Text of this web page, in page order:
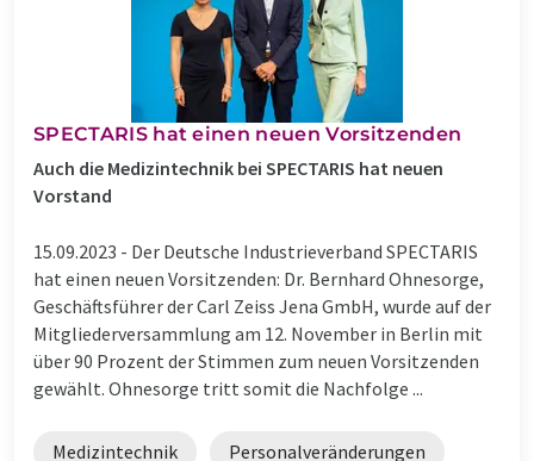
SPECTARIS hat einen neuen Vorsitzenden
Auch die Medizintechnik bei SPECTARIS hat neuen
Vorstand
15.09.2023 - Der Deutsche Industrieverband SPECTARIS
hat einen neuen Vorsitzenden: Dr. Bernhard Ohnesorge,
Geschäftsführer der Carl Zeiss Jena GmbH, wurde auf der
Mitgliederversammlung am 12. November in Berlin mit
über 90 Prozent der Stimmen zum neuen Vorsitzenden
gewählt. Ohnesorge tritt somit die Nachfolge ...
Medizintechnik Personalveränderungen